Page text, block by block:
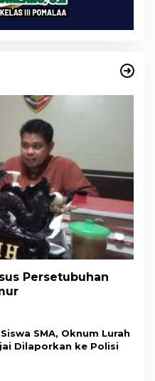
Persetubuhan
SMA, Oknum Lurah
Dilaporkan ke Polisi